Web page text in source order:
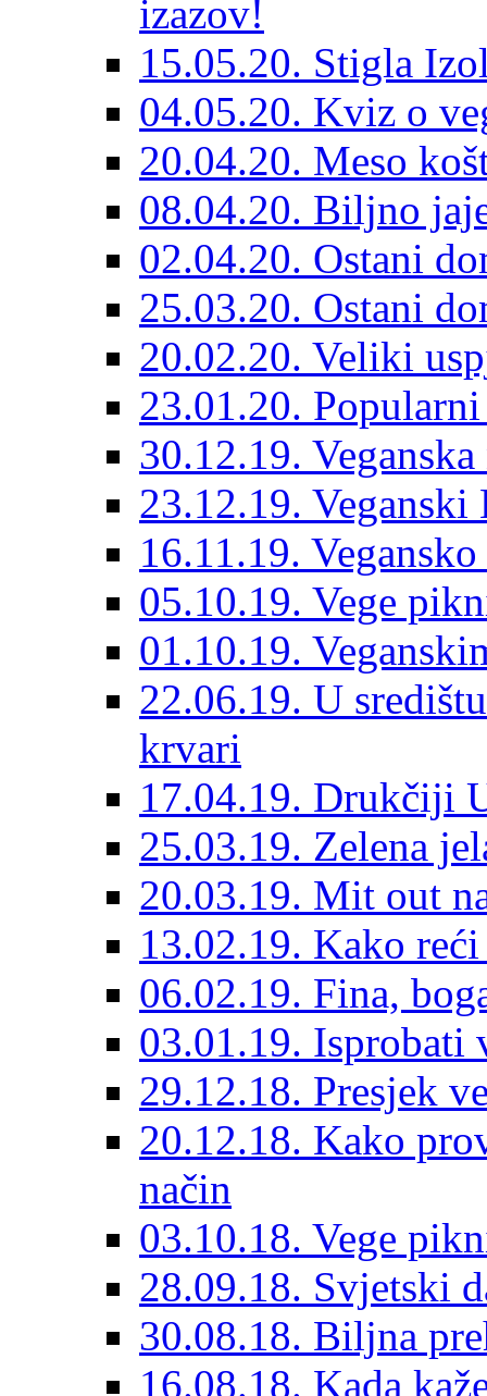
izazov!
15.05.20. Stigla
04.05.20. Kviz o
20.04.20. Meso
08.04.20. Biljno
02.04.20. Ostani
25.03.20. Ostani
20.02.20. Veliki
23.01.20.
30.12.19.
23.12.19. Veganski
16.11.19.
05.10.19. Vege
01.10.19.
22.06.19. U
krvari
17.04.19. Drukčiji
25.03.19. Zelena
20.03.19. Mit out
13.02.19. Kako
06.02.19. Fina,
03.01.19. Isprobati
29.12.18. Presjek
20.12.18. Kako
način
03.10.18. Vege
28.09.18. Svjetski
30.08.18. Biljna
16.08.18. Kada